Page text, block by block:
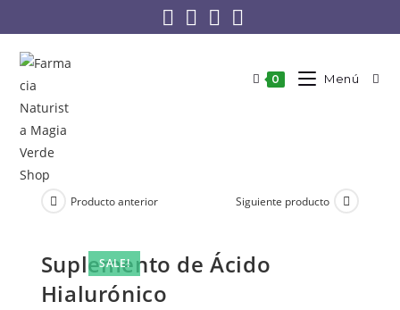
0 Menú
SALE!
Producto anterior Siguiente producto
Suplemento de Ácido
Hialurónico